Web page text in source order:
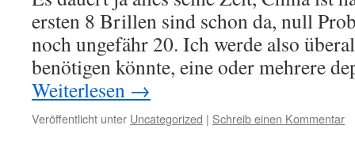
ersten 8 Brillen sind schon da, null
noch ungefähr 20. Ich werde also
benötigen könnte, eine oder mehrere
Weiterlesen →
Veröffentlicht unter Uncategorized | Schreib einen Kommentar